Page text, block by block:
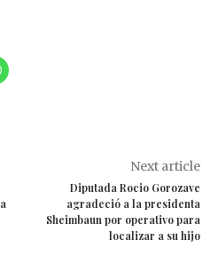
Next article
Diputada Rocio Gorozave
agradeció a la presidenta
Sheimbaun por operativo para
localizar a su hijo